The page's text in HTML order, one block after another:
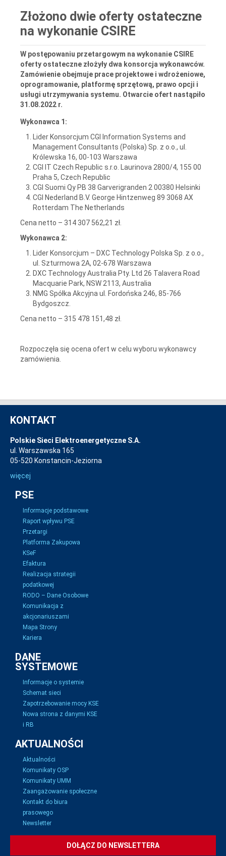
Złożono dwie oferty ostateczne
na wykonanie CSIRE
W postępowaniu przetargowym na wykonanie CSIRE
oferty ostateczne złożyły dwa konsorcja wykonawców.
Zamówienie obejmuje prace projektowe i wdrożeniowe,
oprogramowanie, platformę sprzętową, prawo opcji i
usługi utrzymywania systemu. Otwarcie ofert nastąpiło
31.08.2022 r.
Wykonawca 1:
Lider Konsorcjum CGI Information Systems and
Management Consultants (Polska) Sp. z o.o., ul.
Królewska 16, 00-103 Warszawa
CGI IT Czech Republic s.r.o. Laurinova 2800/4, 155 00
Praha 5, Czech Republic
CGI Suomi Qy PB 38 Garverigranden 2 00380 Helsinki
CGI Nederland B.V. George Hintzenweg 89 3068 AX
Rotterdam The Netherlands
Cena netto – 314 307 562,21 zł.
Wykonawca 2:
Lider Konsorcjum – DXC Technology Polska Sp. z o.o.,
ul. Szturmowa 2A, 02-678 Warszawa
DXC Technology Australia Pty. Ltd 26 Talavera Road
Macquarie Park, NSW 2113, Australia
NMG Spółka Akcyjna ul. Fordońska 246, 85-766
Bydgoszcz.
Cena netto – 315 478 151,48 zł.
Rozpoczęła się ocena ofert w celu wyboru wykonawcy
zamówienia.
KONTAKT
Polskie Sieci Elektroenergetyczne S.A.
ul. Warszawska 165
05-520 Konstancin-Jeziorna
więcej
PSE
Informacje podstawowe
Raport wpływu PSE
Przetargi
Platforma Zakupowa
KSeF
Efaktura
Realizacja strategii
podatkowej
RODO – Dane Osobowe
Komunikacja z
akcjonariuszami
Mapa Strony
Kariera
DANE
SYSTEMOWE
Informacje o systemie
Schemat sieci
Zapotrzebowanie mocy KSE
Nowa strona z danymi KSE
i RB
AKTUALNOŚCI
Aktualności
Komunikaty OSP
Komunikaty UMM
Zaangażowanie społeczne
Kontakt do biura
prasowego
Newsletter
DOŁĄCZ DO NEWSLETTERA